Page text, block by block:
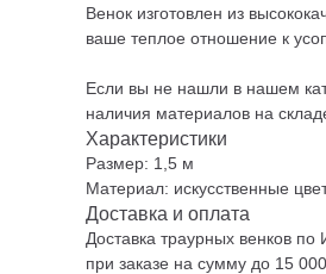
Венок изготовлен из
ваше теплое отношение к
Если вы не нашли в нашем
наличия материалов на
Характеристики
Размер: 1,5 м
Материал: искусственные
Доставка и оплата
Доставка траурных венков по
при заказе на сумму до 15